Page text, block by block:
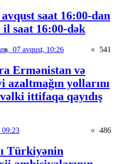
saat 16:00-dan
il saat 16:00-dək
07 avqust, 10:26 541
Ermənistan və
yollarını
ittifaqa qayıdış
09:23 486
Türkiyənin